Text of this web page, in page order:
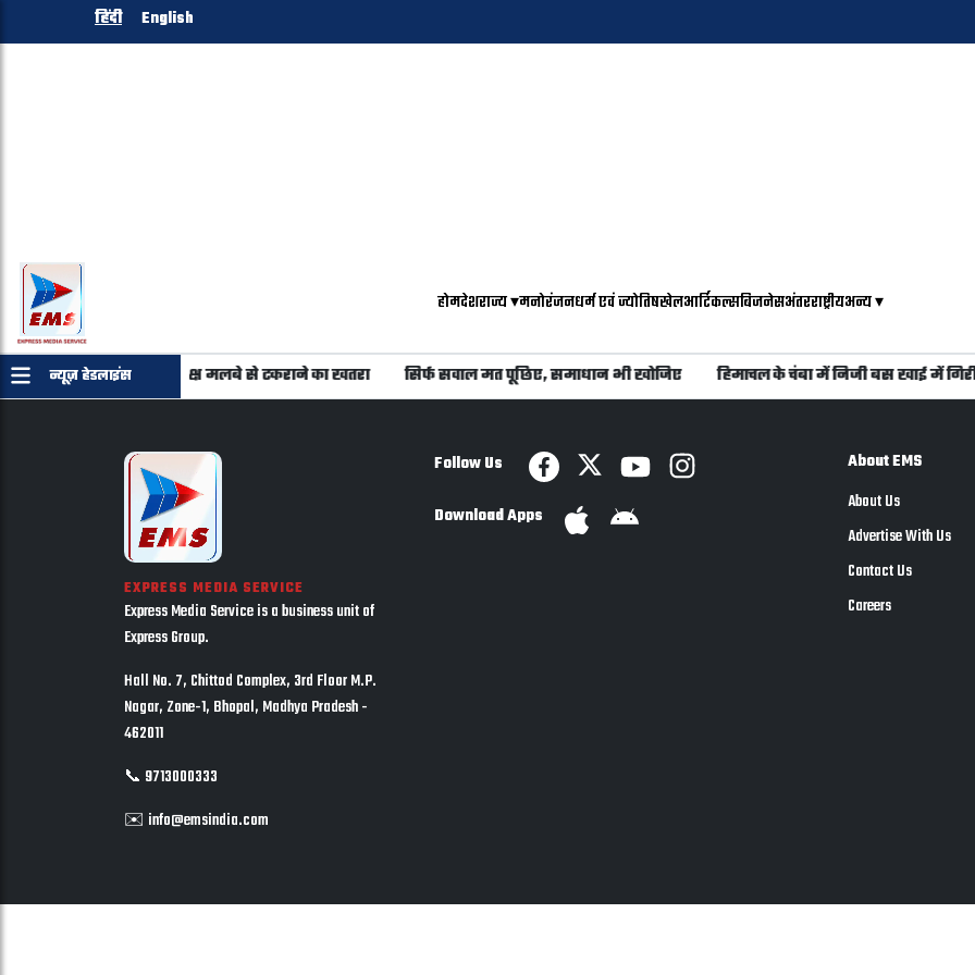
हिंदी English
होमदेशराज्य▾मनोरंजनधर्म एवं ज्योतिषखेलआर्टिकल्सबिजनेसअंतरराष्ट्रीयअन्य▾
न्यूज़ हेडलाइंस
उपग्रहों में से 20 पर अंतरिक्ष मलबे से टकराने का खतरा सिर्फ सवाल मत पूछिए, समाधान भी खोजिए हिमाचल के चंबा में निजी बस खाई में गिरी,
EXPRESS MEDIA SERVICE
Express Media Service is a business unit of
Express Group.
Hall No. 7, Chittod Complex, 3rd Floor M.P.
Nagar, Zone-1, Bhopal, Madhya Pradesh -
462011
📞 9713000333
✉️ info@emsindia.com
Follow Us
Download Apps
About EMS
About Us
Advertise With Us
Contact Us
Careers